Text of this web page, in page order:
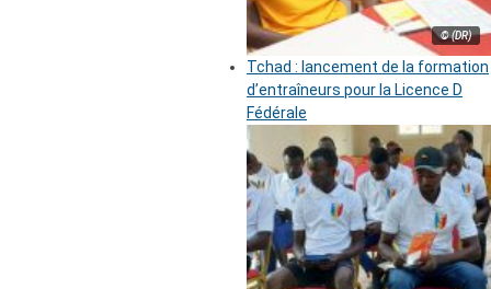
© (DR)
Tchad : lancement de la formation
d’entraîneurs pour la Licence D
Fédérale